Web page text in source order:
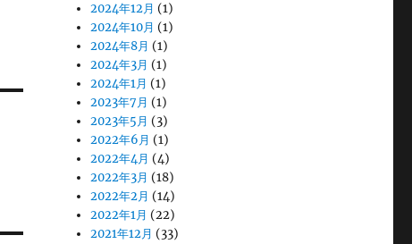
2024年12月 (1)
2024年10月 (1)
2024年8月 (1)
2024年3月 (1)
2024年1月 (1)
2023年7月 (1)
2023年5月 (3)
2022年6月 (1)
2022年4月 (4)
2022年3月 (18)
2022年2月 (14)
2022年1月 (22)
2021年12月 (33)